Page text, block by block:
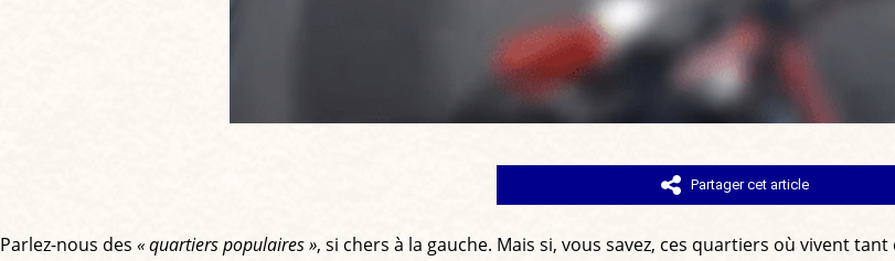
Partager cet article
Parlez-nous des « quartiers populaires », si chers à la gauche. Mais si, vous savez, ces quartiers où vivent